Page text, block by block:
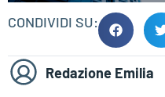
CONDIVIDI SU:
Redazione Emilia